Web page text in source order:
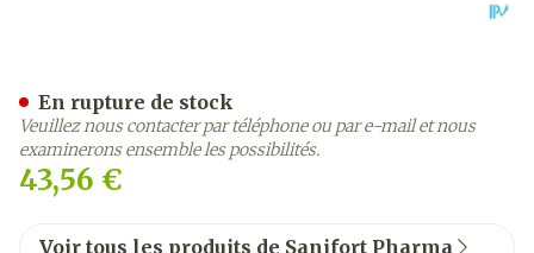
43,56 €
En rupture de stock
Veuillez nous contacter par téléphone ou par e-mail et nous
examinerons ensemble les possibilités.
Voir tous les produits de Sanifort Pharma